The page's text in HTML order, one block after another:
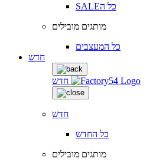
SALEכל ה
מותגים מובילים
כל המעצבים
חדש
חדש
חדש
כל החדש
מותגים מובילים